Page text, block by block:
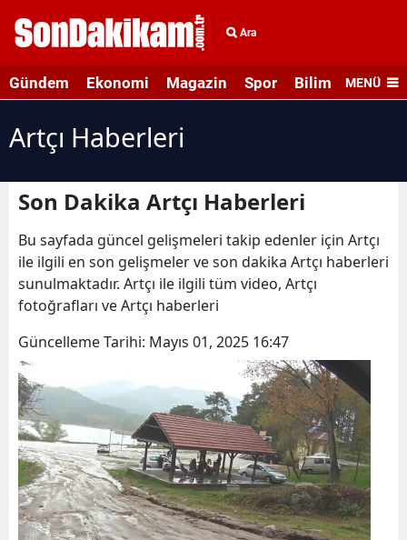
Ara
Gündem Ekonomi Magazin Spor Bilim veMENÜ
Artçı Haberleri
Son Dakika Artçı Haberleri
Bu sayfada güncel gelişmeleri takip edenler için Artçı
ile ilgili en son gelişmeler ve son dakika Artçı haberleri
sunulmaktadır. Artçı ile ilgili tüm video, Artçı
fotoğrafları ve Artçı haberleri
Güncelleme Tarihi: Mayıs 01, 2025 16:47